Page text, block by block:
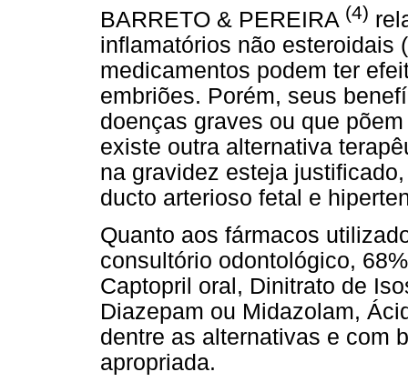
BARRETO & PEREIRA (4)
inflamatórios não esteroidais
medicamentos podem ter
embriões. Porém, seus
doenças graves ou que
existe outra alternativa
na gravidez esteja
ducto arterioso fetal e
Quanto aos fármacos
consultório odontológico,
Captopril oral, Dinitrato de
Diazepam ou Midazolam,
dentre as alternativas e com
apropriada.